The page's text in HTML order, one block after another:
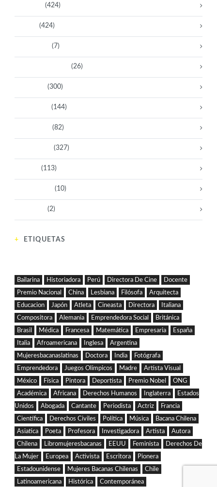
(424)
(424)
(7)
(26)
(300)
(144)
(82)
(327)
(113)
(10)
(2)
ETIQUETAS
Bailarina Historiadora Perú Directora De Cine
Docente
Premio Nacional
China Lesbiana Filósofa
Arquitecta
Educacion
Japón Atleta Cineasta Directora
Italiana
Compositora
Alemania Emprendedora Social
Británica
Brasil
Médica Francesa Matemática Empresaria
España
Italia
Afroamericana Inglesa
Argentina
Mujeresbacanaslatinas
Doctora India
Fotógrafa
Emprendedora
Juegos Olímpicos Madre
Artista Visual
México
Física Pintora Deportista Premio Nobel
ONG
Académica
Africana Derechos Humanos Inglaterra
Estados
Unidos
Abogada Cantante Periodista Actriz
Francia
Científica
Derechos Civiles Política Música
Bacana Chilena
Asiatica
Poeta Profesora Investigadora Artista
Autora
Chilena
Libromujeresbacanas EEUU Feminista
Derechos De
La Mujer
Europea Activista Escritora
Pionera
Estadounidense
Mujeres Bacanas Chilenas
Chile
Latinoamericana
Histórica Contemporánea